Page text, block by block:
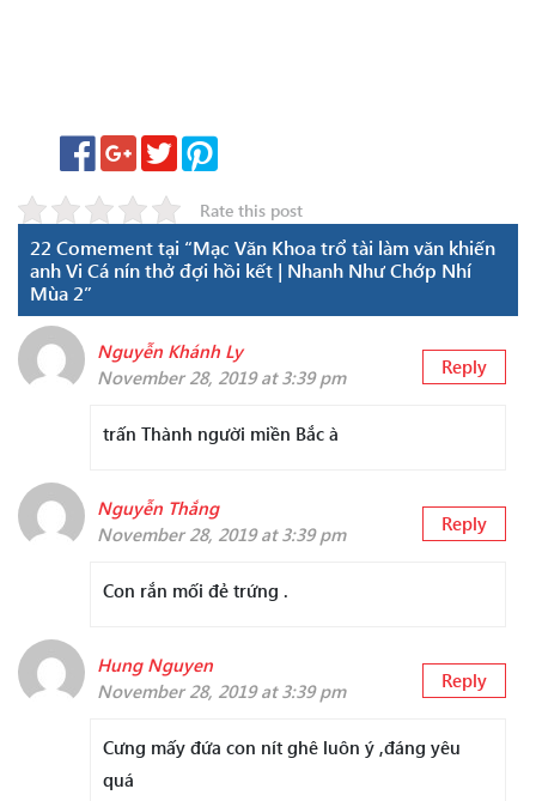
Rate this post
22 Comement tại “Mạc Văn Khoa trổ tài làm văn khiến
anh Vi Cá nín thở đợi hồi kết | Nhanh Như Chớp Nhí
Mùa 2”
Nguyễn Khánh Ly
November 28, 2019 at 3:39 pm
Reply
trấn Thành người miền Bắc à
Nguyễn Thắng
November 28, 2019 at 3:39 pm
Reply
Con rắn mối đẻ trứng .
Hung Nguyen
November 28, 2019 at 3:39 pm
Reply
Cưng mấy đứa con nít ghê luôn ý ,đáng yêu
quá